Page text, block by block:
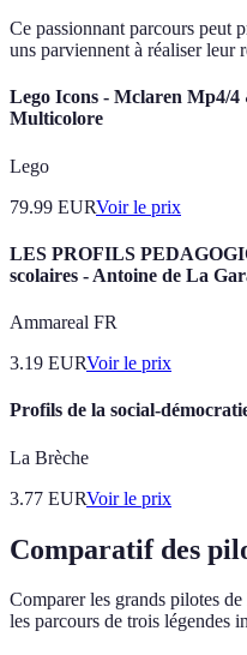
Ce passionnant parcours peut
uns parviennent à réaliser leur
Lego Icons - Mclaren Mp4/4
Multicolore
Lego
79.99 EURVoir le prix
LES PROFILS
scolaires - Antoine de La
Ammareal FR
3.19 EURVoir le prix
Profils de la social-
La Brèche
3.77 EURVoir le prix
Comparatif des
Comparer les grands pilotes
les parcours de trois légendes